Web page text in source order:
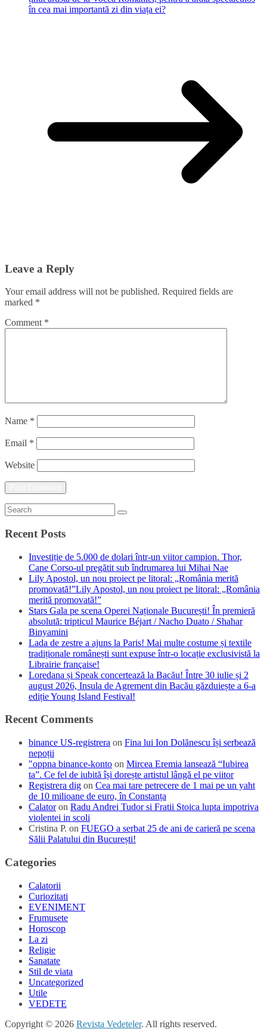
în cea mai importantă zi din viața ei?
Leave a Reply
Your email address will not be published. Required fields are
marked *
Comment *
Name *
Email *
Website
Recent Posts
Investiție de 5.000 de dolari într-un viitor campion. Thor,
Cane Corso-ul pregătit sub îndrumarea lui Mihai Nae
Lily Apostol, un nou proiect pe litoral: „România merită
promovată!”Lily Apostol, un nou proiect pe litoral: „România
merită promovată!”
Stars Gala pe scena Operei Naționale București! În premieră
absolută: tripticul Maurice Béjart / Nacho Duato / Shahar
Binyamini
Lada de zestre a ajuns la Paris! Mai multe costume și textile
tradiționale românești sunt expuse într-o locație exclusivistă la
Librairie française!
Loredana și Speak concertează la Bacău! Între 30 iulie și 2
august 2026, Insula de Agrement din Bacău găzduiește a 6-a
ediție Young Island Festival!
Recent Comments
binance US-registrera on Fina lui Ion Dolănescu își serbează
nepoții
"oppna binance-konto on Mircea Eremia lansează “Iubirea
ta”. Ce fel de iubită își dorește artistul lângă el pe viitor
Registrera dig on Cea mai tare petrecere de 1 mai pe un yaht
de 10 milioane de euro, în Constanța
Calatoron Radu Andrei Tudor si Fratii Stoica lupta impotriva
violentei in scoli
Cristina P. on FUEGO a serbat 25 de ani de carieră pe scena
Sălii Palatului din București!
Categories
Calatorii
Curiozitati
EVENIMENT
Frumusete
Horoscop
La zi
Religie
Sanatate
Stil de viata
Uncategorized
Utile
VEDETE
Copyright © 2026 Revista Vedeteler. All rights reserved.